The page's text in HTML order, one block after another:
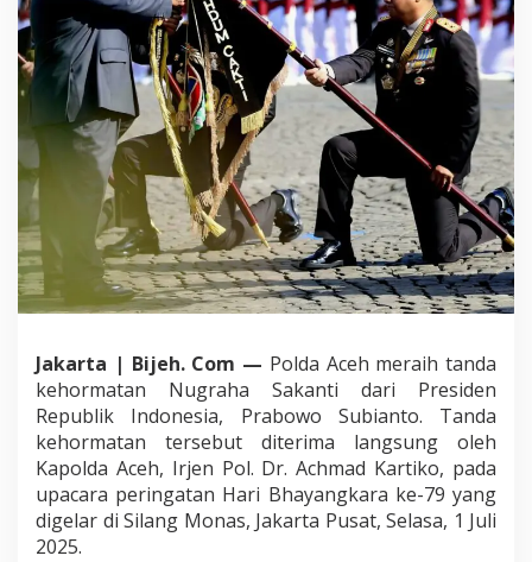
a
K
e
h
o
r
m
a
t
a
n
N
u
g
r
h
a
S
a
k
a
n
i
Jakarta | Bijeh. Com — Polda Aceh meraih tanda
kehormatan Nugraha Sakanti dari Presiden
Republik Indonesia, Prabowo Subianto. Tanda
kehormatan tersebut diterima langsung oleh
Kapolda Aceh, Irjen Pol. Dr. Achmad Kartiko, pada
upacara peringatan Hari Bhayangkara ke-79 yang
digelar di Silang Monas, Jakarta Pusat, Selasa, 1 Juli
2025.